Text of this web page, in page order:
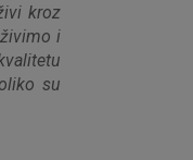
kroz
i
su